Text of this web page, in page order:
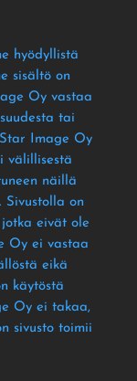
hyödyllistä
sisältö on
Oy vastaa
tai
Image Oy
välillisestä
näillä
. Sivustolla on
jotka eivät ole
Oy ei vastaa
eikä
käytöstä
Oy ei takaa,
sivusto toimii